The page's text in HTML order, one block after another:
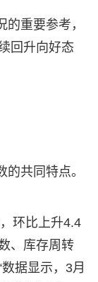
重要参考，
回升向好态
共同特点。
环比上升4.4
、库存周转
据显示，3月